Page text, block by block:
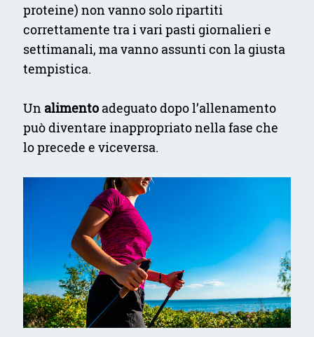
proteine) non vanno solo ripartiti
correttamente tra i vari pasti giornalieri e
settimanali, ma vanno assunti con la giusta
tempistica.
Un alimento adeguato dopo l’allenamento
può diventare inappropriato nella fase che
lo precede e viceversa.